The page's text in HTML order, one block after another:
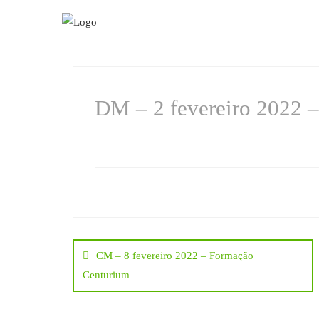
DM – 2 fevereiro 2022
Navegação
de
CM – 8 fevereiro 2022 – Formação
Centurium